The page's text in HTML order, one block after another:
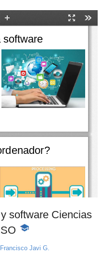
software Ciencias
-
educativo
Francisco Javi G.